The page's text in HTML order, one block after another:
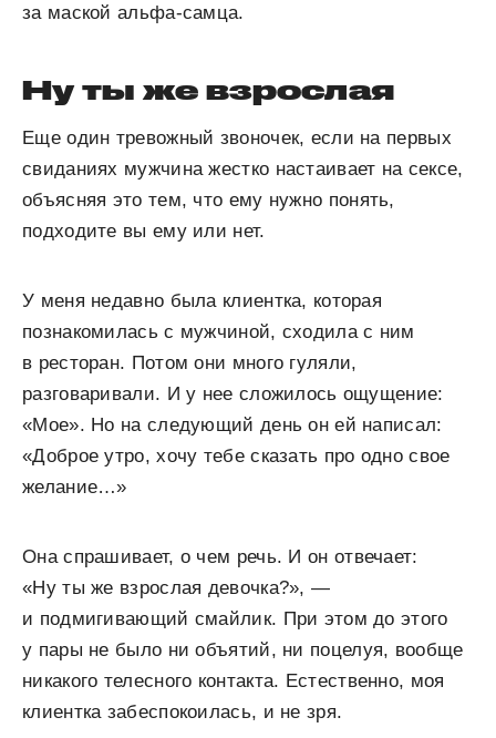
за маской альфа-самца.
Ну ты же взрослая
Еще один тревожный звоночек, если на первых
свиданиях мужчина жестко настаивает на сексе,
объясняя это тем, что ему нужно понять,
подходите вы ему или нет.
У меня недавно была клиентка, которая
познакомилась с мужчиной, сходила с ним
в ресторан. Потом они много гуляли,
разговаривали. И у нее сложилось ощущение:
«Мое». Но на следующий день он ей написал:
«Доброе утро, хочу тебе сказать про одно свое
желание…»
Она спрашивает, о чем речь. И он отвечает:
«Ну ты же взрослая девочка?», —
и подмигивающий смайлик. При этом до этого
у пары не было ни объятий, ни поцелуя, вообще
никакого телесного контакта. Естественно, моя
клиентка забеспокоилась, и не зря.